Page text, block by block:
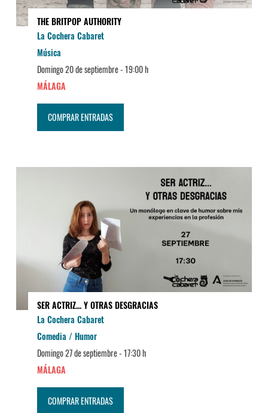
THE BRITPOP AUTHORITY
La Cochera Cabaret
Música
Domingo 20 de septiembre -19:00 h
MÁLAGA
COMPRAR ENTRADAS
SER ACTRIZ... Y OTRAS DESGRACIAS
La Cochera Cabaret
Comedia / Humor
Domingo 27 de septiembre -17:30 h
MÁLAGA
COMPRAR ENTRADAS